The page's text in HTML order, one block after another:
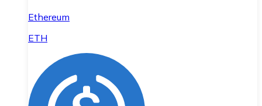
Ethereum
ETH